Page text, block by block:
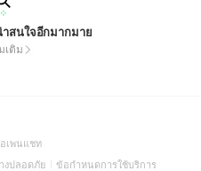
สนใจอีกมากมาย
เติม
เพนแชท(Open
in
งปลอดภัย(Open
ข้อกำหนดการใช้บริการ(Open